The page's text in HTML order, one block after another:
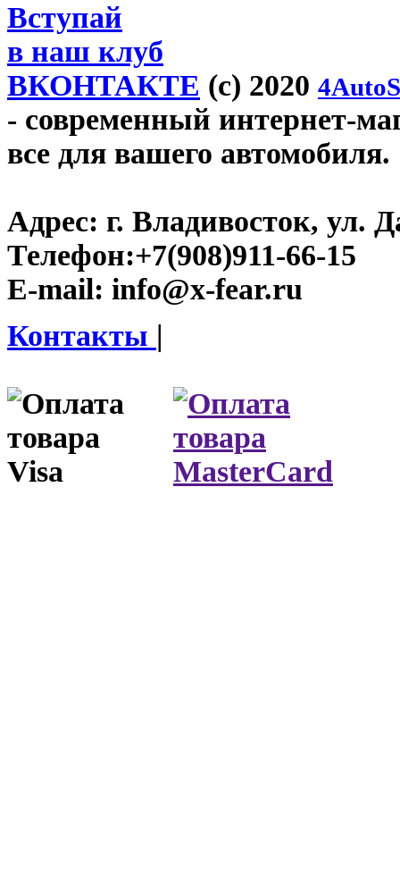
Вступай
в наш клуб
ВКОНТАКТЕ (c) 2020
- современный интернет-
все для вашего автомобиля.
Адрес: г. Владивосток, ул.
Телефон:+7(908)911-66-15
E-mail: info@x-fear.ru
Контакты |